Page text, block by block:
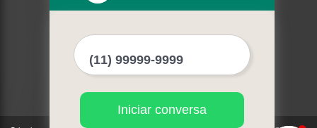
Missão
Mapa do site
Mais Serviços
Iniciar conversa